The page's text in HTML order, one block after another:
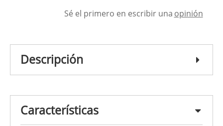
Sé el primero en escribir una opinión
Descripción
Características